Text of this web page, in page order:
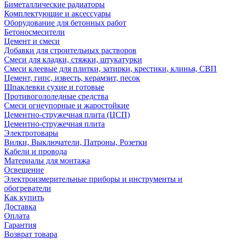
Биметаллические радиаторы
Комплектующие и аксессуары
Оборудование для бетонных работ
Бетоносмесители
Цемент и смеси
Добавки для строительных растворов
Смеси для кладки, стяжки, штукатурки
Смеси клеевые для плитки, затирки, крестики, клинья, СВП
Цемент, гипс, известь, керамзит, песок
Шпаклевки сухие и готовые
Противогололедные средства
Смеси огнеупорные и жаростойкие
Цементно-стружечная плита (ЦСП)
Цементно-стружечная плита
Электротовары
Вилки, Выключатели, Патроны, Розетки
Кабели и провода
Материалы для монтажа
Освещение
Электроизмерительные приборы и инструменты и
обогреватели
Как купить
Доставка
Оплата
Гарантия
Возврат товара